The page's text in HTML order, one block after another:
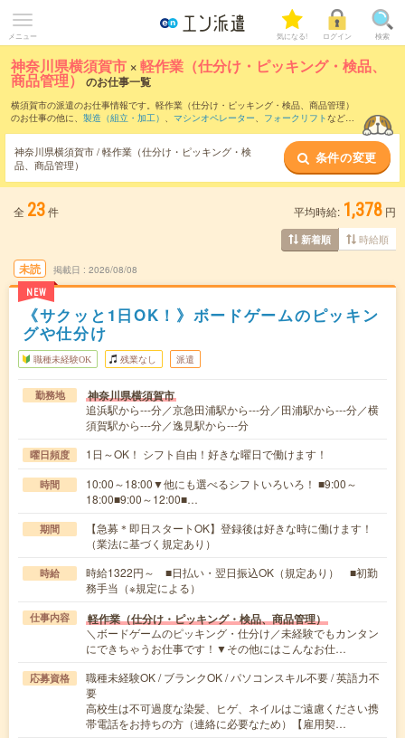
メニュー 気になる! ログイン 検索
神奈川県横須賀市 ×軽作業（仕分け・ピッキング・検品、
商品管理） のお仕事一覧
横須賀市の派遣のお仕事情報です。軽作業（仕分け・ピッキング・検品、商品管理）
のお仕事の他に、 製造（組立・加工） 、 マシンオペレーター、 フォークリフトなどを
軽作業（仕分け・ピッキング・検品、商
品管理）のお仕事とは？とは？
神奈川県横須賀市 / 軽作業（仕分け・ピッキング・検
品、商品管理）
条件の変更
全 23件 平均時給: 1,378 円
新着順 時給順
未読
NEW
掲載日 2026/08/08
《サクッと1日OK！》ボードゲームのピッキン
グや仕分け
職種未経験OK 残業なし 派遣
勤務地 神奈川県横須賀市
追浜駅から---分／京急田浦駅から---分／田浦駅から---分／横
須賀駅から---分／逸見駅から---分
曜日頻度 1日～OK！ シフト自由！好きな曜日で働けます！
時間
10:00～18:00▼他にも選べるシフトいろいろ！ ■9:00～
18:00■9:00～12:00■…
期間
【急募＊即日スタートOK】登録後は好きな時に働けます！
（業法に基づく規定あり）
時給
時給1322円～ ■日払い・翌日振込OK（規定あり） ■初勤
務手当（※規定による）
仕事内容 軽作業（仕分け・ピッキング・検品、商品管理）
＼ボードゲームのピッキング・仕分け／未経験でもカンタン
にできちゃうお仕事です！▼その他にはこんなお仕…
応募資格
職種未経験OK / ブランクOK / パソコンスキル不要 / 英語力不
要
高校生は不可過度な染髪、ヒゲ、ネイルはご遠慮ください携
帯電話をお持ちの方（連絡に必要なため）【雇用契…